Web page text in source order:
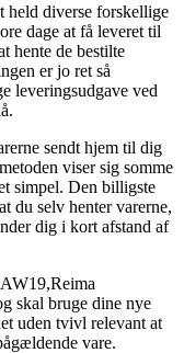
diverse forskellige
dage at få leveret til
hente de bestilte
er jo ret så
leveringsudgave ved
sendt hjem til dig
viser sig somme
simpel. Den billigste
du selv henter varerne,
dig i kort afstand af
skal bruge dine nye
uden tvivl relevant at
vare.